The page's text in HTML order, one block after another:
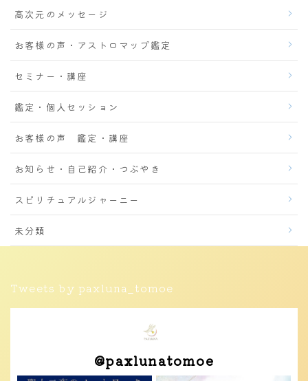
高次元のメッセージ
お客様の声・アストロマップ鑑定
セミナー・講座
鑑定・個人セッション
お客様の声 鑑定・講座
お知らせ・自己紹介・つぶやき
スピリチュアルジャーニー
未分類
Tweets by paxluna_tomoe
@paxlunatomoe